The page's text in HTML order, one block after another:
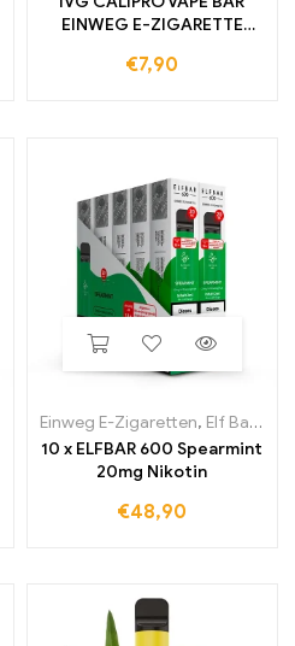
EINWEG E-ZIGARETTE
€7,90
Einweg E-Zigaretten, Elf Bar 600
10 x ELFBAR 600 Spearmint
20mg Nikotin
€48,90